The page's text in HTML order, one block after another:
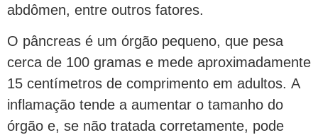
abdômen, entre outros fatores.
O pâncreas é um órgão pequeno, que pesa
cerca de 100 gramas e mede aproximadamente
15 centímetros de comprimento em adultos. A
inflamação tende a aumentar o tamanho do
órgão e, se não tratada corretamente, pode